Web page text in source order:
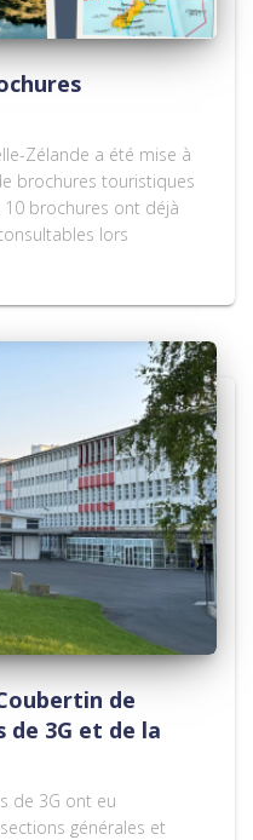
Zélande a été mise à
brochures touristiques
10 brochures ont déjà
lors
de
de 3G et de la
de 3G ont eu
générales et